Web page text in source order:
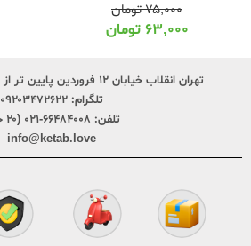
۷۵,۰۰۰تومان
۶۳,۰۰۰ تومان
تهران انقلاب خیابان ۱۲ فروردین پایین تر از وحید نظری پلاک ۲۴۹
تلگرام: ۰۹۲۰۳۴۷۲۶۲۲
تلفن: ۶۶۴۸۴۰۰۸-۰۲۱ (۲۰ خط)
info@ketab.love